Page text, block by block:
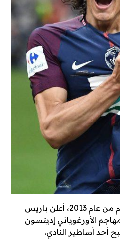
هاي كورة: في مثل هذا اليوم من عام 2013، أعلن باريس
الأورغوياني إدينسون
أحد أساطير النادي.